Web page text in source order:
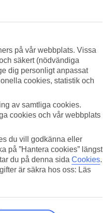
på vår webbplats. Vissa
säkert (nödvändiga
dig personligt anpassat
cookies, statistik och
av samtliga cookies.
cookies och vår webbplats
du vill godkänna eller
på ”Hantera cookies” längst
du på denna sida Cookies.
är säkra hos oss: Läs